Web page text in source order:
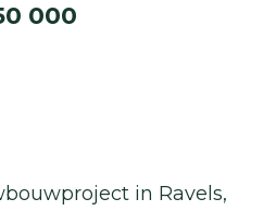
000
in Ravels,